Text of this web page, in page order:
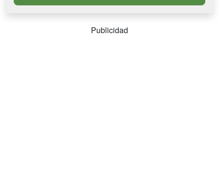
Publicidad